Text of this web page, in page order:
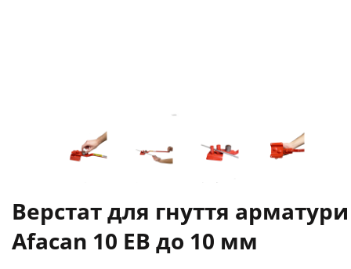
Верстат для гнуття арматури
Afacan 10 ЕВ до 10 мм